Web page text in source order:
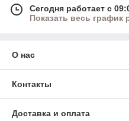
Сегодня работает с
Показать весь график
О нас
Контакты
Доставка и оплата